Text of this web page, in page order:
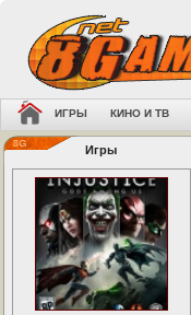
ИГРЫ КИНО И ТВ
Игры